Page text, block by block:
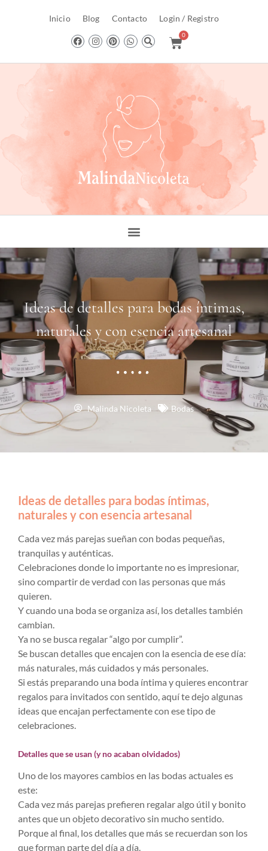
Inicio Blog Contacto Login / Registro
0
Ideas de detalles para bodas íntimas,
naturales y con esencia artesanal
Malinda Nicoleta Bodas
Ideas de detalles para bodas íntimas,
naturales y con esencia artesanal
Cada vez más parejas sueñan con bodas pequeñas,
tranquilas y auténticas.
Celebraciones donde lo importante no es impresionar,
sino compartir de verdad con las personas que más
quieren.
Y cuando una boda se organiza así, los detalles también
cambian.
Ya no se busca regalar “algo por cumplir”.
Se buscan detalles que encajen con la esencia de ese día:
más naturales, más cuidados y más personales.
Si estás preparando una boda íntima y quieres encontrar
regalos para invitados con sentido, aquí te dejo algunas
ideas que encajan perfectamente con ese tipo de
celebraciones.
Detalles que se usan (y no acaban olvidados)
Uno de los mayores cambios en las bodas actuales es
este:
Cada vez más parejas prefieren regalar algo útil y bonito
antes que un objeto decorativo sin mucho sentido.
Porque al final, los detalles que más se recuerdan son los
que forman parte del día a día.